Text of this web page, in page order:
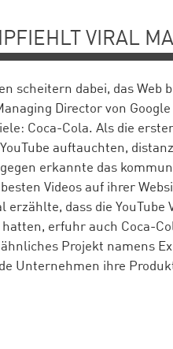
VIRAL
scheitern dabei, das Web
Director von
Coca-Cola. Als die
auftauchten,
erkannte das
Videos auf ihrer
dass die YouTube
hatten, erfuhr auch Coca-
Projekt namens
Unternehmen ihre